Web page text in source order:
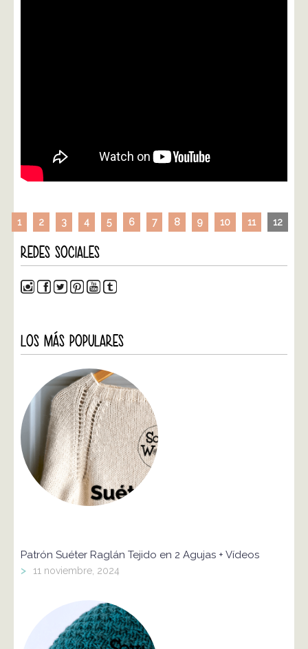
1 2 3 4 5 6 7 8 9 10 11 12
REDES SOCIALES
LOS MÁS POPULARES
Patrón Suéter Raglán Tejido en 2 Agujas + Vídeos
> 11 noviembre, 2024